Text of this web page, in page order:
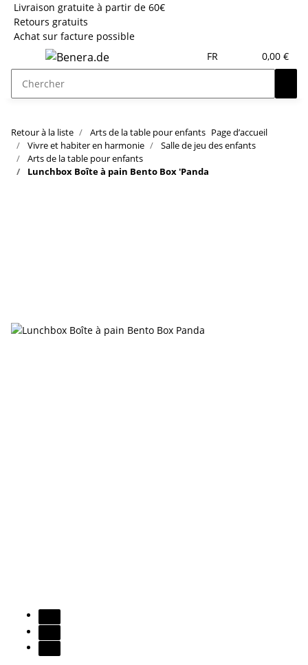
Livraison gratuite à partir de 60€
Retours gratuits
Achat sur facture possible
FR
0,00 €
Retour à la liste Arts de la table pour enfants Page d’accueil
Vivre et habiter en harmonie
Salle de jeu des enfants
Arts de la table pour enfants
Lunchbox Boîte à pain Bento Box 'Panda